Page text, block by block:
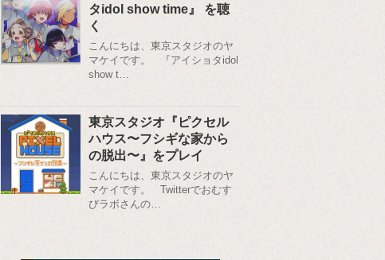
タidol show time』 を聴
く
こんにちは、東京スタジオのヤ
マケイです。 『アイショタidol
show t…
東京スタジオ『ピクセル
ハウス〜フシギな家から
の脱出〜』をプレイ
こんにちは、東京スタジオのヤ
マケイです。 Twitterでおむす
びラボさんの…